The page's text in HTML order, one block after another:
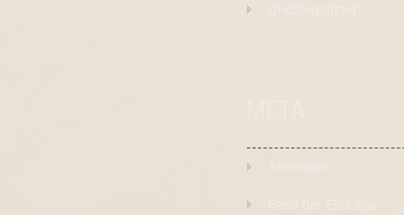
META
Anmelden
Feed der Einträge